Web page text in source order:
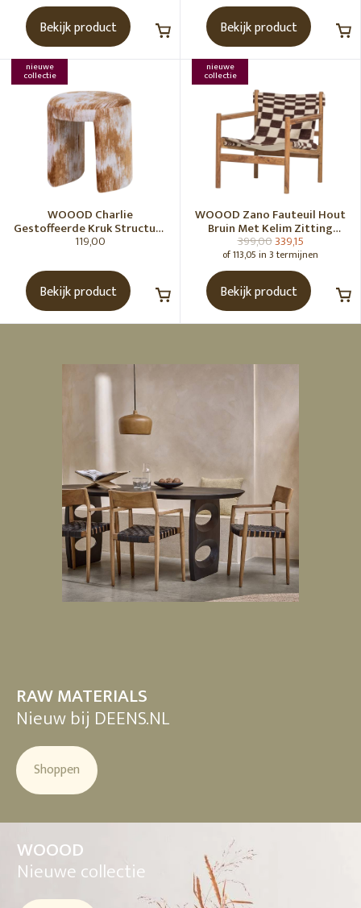
Bekijk product Bekijk product
nieuwe
collectie
WOOOD Charlie
Gestoffeerde Kruk Structuur
Stof Karamelbruin [Fsc]
119,00
Bekijk product
nieuwe
collectie
WOOOD Zano Fauteuil Hout
Bruin Met Kelim Zitting
Naturel
399,00339,15
of 113,05 in 3 termijnen
Bekijk product
RAW MATERIALS
Nieuw bij DEENS.NL
Shoppen
WOOOD
Nieuwe collectie